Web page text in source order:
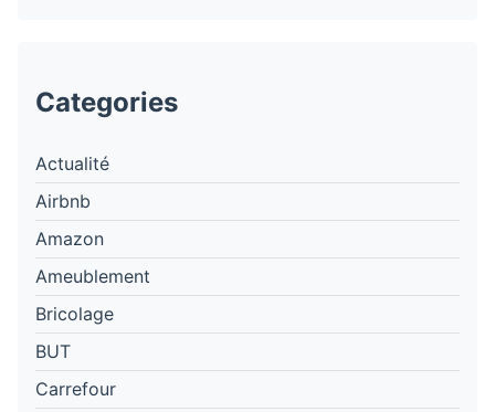
Categories
Actualité
Airbnb
Amazon
Ameublement
Bricolage
BUT
Carrefour